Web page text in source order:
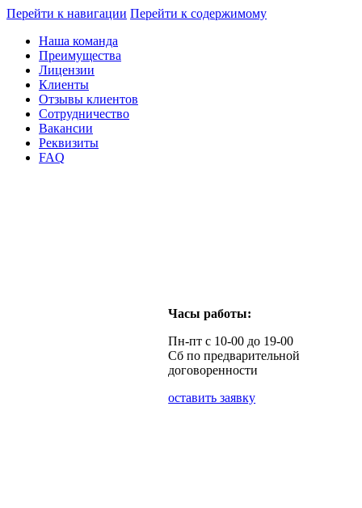
Перейти к навигации Перейти к содержимому
Наша команда
Преимущества
Лицензии
Клиенты
Отзывы клиентов
Сотрудничество
Вакансии
Реквизиты
FAQ
Часы работы:
Пн-пт с 10-00 до 19-00
Сб по предварительной
договоренности
оставить заявку